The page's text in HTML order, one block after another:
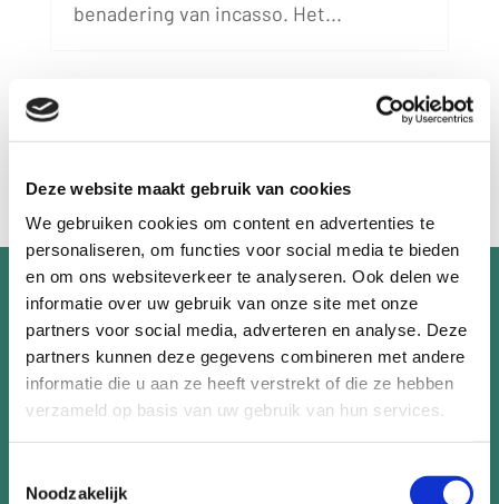
Deze website maakt gebruik van cookies
We gebruiken cookies om content en advertenties te
personaliseren, om functies voor social media te bieden
en om ons websiteverkeer te analyseren. Ook delen we
informatie over uw gebruik van onze site met onze
partners voor social media, adverteren en analyse. Deze
partners kunnen deze gegevens combineren met andere
informatie die u aan ze heeft verstrekt of die ze hebben
verzameld op basis van uw gebruik van hun services.
Noodzakelijk
benadering van incasso. Het...
Meer informatie?
Neem persoonlijk contact op.
vraag een gesprek aan